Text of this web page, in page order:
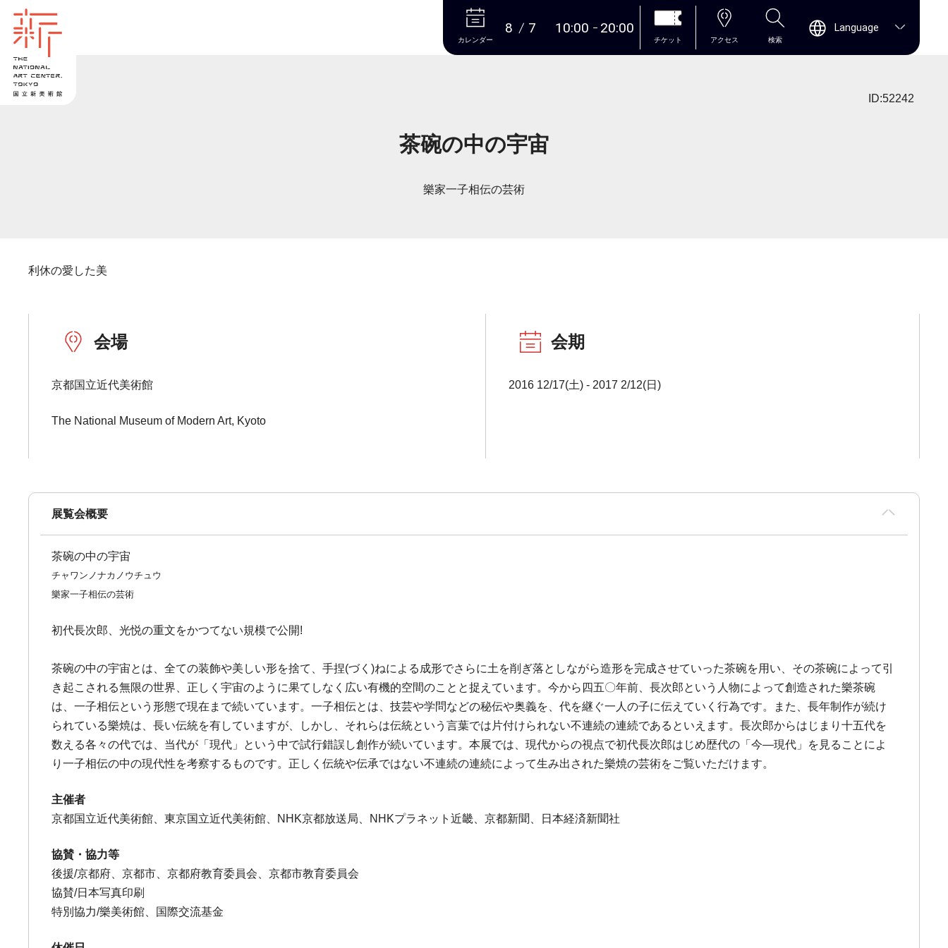
本文へ
カレンダー
8 7 10:00 20:00
チケット アクセス 検索
Language
ID:52242
茶碗の中の宇宙
樂家一子相伝の芸術
利休の愛した美
会場
京都国立近代美術館
The National Museum of Modern Art, Kyoto
会期
2016 12/17(土) - 2017 2/12(日)
展覧会概要
茶碗の中の宇宙
チャワンノナカノウチュウ
樂家一子相伝の芸術
初代長次郎、光悦の重文をかつてない規模で公開!
茶碗の中の宇宙とは、全ての装飾や美しい形を捨て、手捏(づく)ねによる成形でさらに土を削ぎ落としながら造形を完成させていった茶碗を用い、その茶碗によって引
き起こされる無限の世界、正しく宇宙のように果てしなく広い有機的空間のことと捉えています。今から四五〇年前、長次郎という人物によって創造された樂茶碗
は、一子相伝という形態で現在まで続いています。一子相伝とは、技芸や学問などの秘伝や奥義を、代を継ぐ一人の子に伝えていく行為です。また、長年制作が続け
られている樂焼は、長い伝統を有していますが、しかし、それらは伝統という言葉では片付けられない不連続の連続であるといえます。長次郎からはじまり十五代を
数える各々の代では、当代が「現代」という中で試行錯誤し創作が続いています。本展では、現代からの視点で初代長次郎はじめ歴代の「今―現代」を見ることによ
り一子相伝の中の現代性を考察するものです。正しく伝統や伝承ではない不連続の連続によって生み出された樂焼の芸術をご覧いただけます。
主催者
京都国立近代美術館、東京国立近代美術館、NHK京都放送局、NHKプラネット近畿、京都新聞、日本経済新聞社
協賛・協力等
後援/京都府、京都市、京都府教育委員会、京都市教育委員会
協賛/日本写真印刷
特別協力/樂美術館、国際交流基金